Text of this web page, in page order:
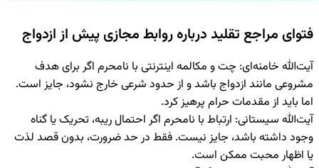
فتوای مراجع تقلید درباره روابط مجازی پیش از ازدواج
آیت‌الله خامنه‌ای: چت و مکالمه اینترنتی با نامحرم اگر برای هدف
مشروعی مانند ازدواج باشد و از حدود شرعی خارج نشود، جایز است.
اما باید از مقدمات حرام پرهیز کرد.
آیت‌الله سیستانی: ارتباط با نامحرم اگر احتمال ریبه، تحریک یا گناه
وجود داشته باشد، جایز نیست. فقط در حد ضرورت، بدون قصد لذت
یا اظهار محبت ممکن است.